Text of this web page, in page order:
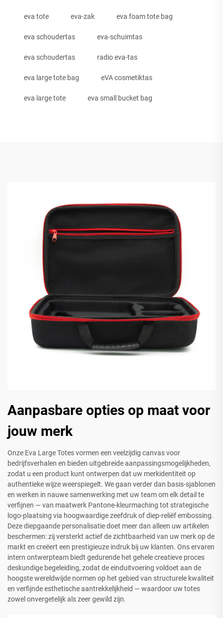
eva tote eva-zak eva foam tote bag
eva schoudertas eva-schuimtas
eva schoudertas radio eva-tas
eva large tote bag eVA cosmetiktas
eva large tote eva small bucket bag
Aanpasbare opties op maat voor
jouw merk
Onze Eva Large Totes vormen een veelzijdig canvas voor
bedrijfsverhalen en bieden uitgebreide aanpassingsmogelijkheden,
zodat u een product kunt ontwerpen dat uw merkidentiteit op
authentieke wijze weerspiegelt. We gaan verder dan basis-sjablonen
en werken in nauwe samenwerking met uw team om elk detail te
verfijnen — van maatwerk Pantone-kleurmaching tot strategische
logo-plaatsing via hoogwaardige zeefdruk of diep-reliëf embossing.
Deze diepgaande personalisatie doet meer dan alleen uw artikelen
beschermen: zij versterkt actief de zichtbaarheid van uw merk op de
markt en creëert een prestigieuze indruk bij uw klanten. Ons ervaren
intern ontwerpteam biedt gedurende het gehele creatieve proces
deskundige begeleiding, zodat de einduitvoering voldoet aan de
hoogste wereldwijde normen op het gebied van structurele kwaliteit
en verfijnde esthetische aantrekkelijkheid — waardoor uw totes
zowel onvergetelijk als zeer gewild zijn.